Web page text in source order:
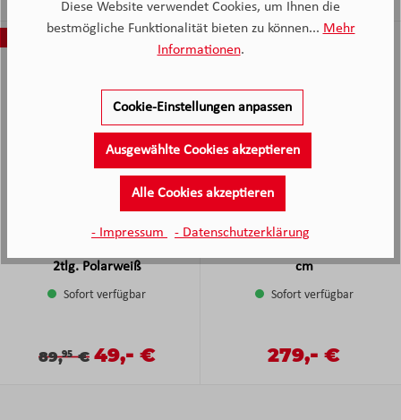
2tlg. Polarweiß
Sofort verfügbar
Verkaufspreis:
Regulärer Preis:
89,95€ Verkaufspreis:
49,- €
cm
Sofort verfügbar
Regulärer Preis:
Verkaufspreis:
279,- €
Diese Website verwendet Cookies, um Ihnen die
bestmögliche Funktionalität bieten zu können... Mehr
Informationen.
Cookie-Einstellungen anpassen
Ausgewählte Cookies akzeptieren
Alle Cookies akzeptieren
- Impressum - Datenschutzerklärung